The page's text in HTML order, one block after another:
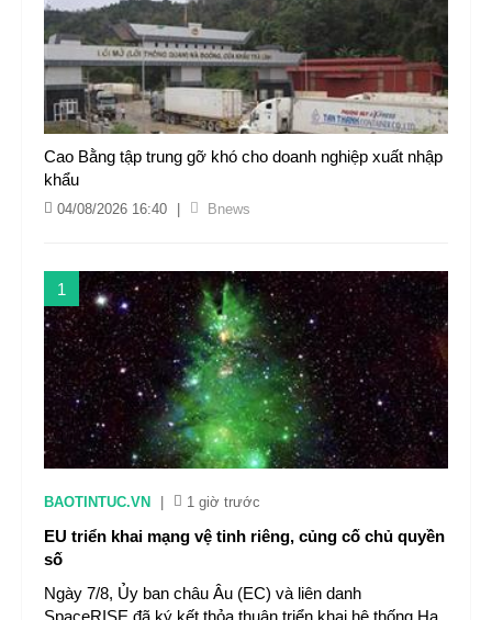
Cao Bằng tập trung gỡ khó cho doanh nghiệp xuất nhập
khẩu
04/08/2026 16:40 Bnews
1
BAOTINTUC.VN 1 giờ trước
EU triển khai mạng vệ tinh riêng, củng cố chủ quyền
số
Ngày 7/8, Ủy ban châu Âu (EC) và liên danh
SpaceRISE đã ký kết thỏa thuận triển khai hệ thống Hạ